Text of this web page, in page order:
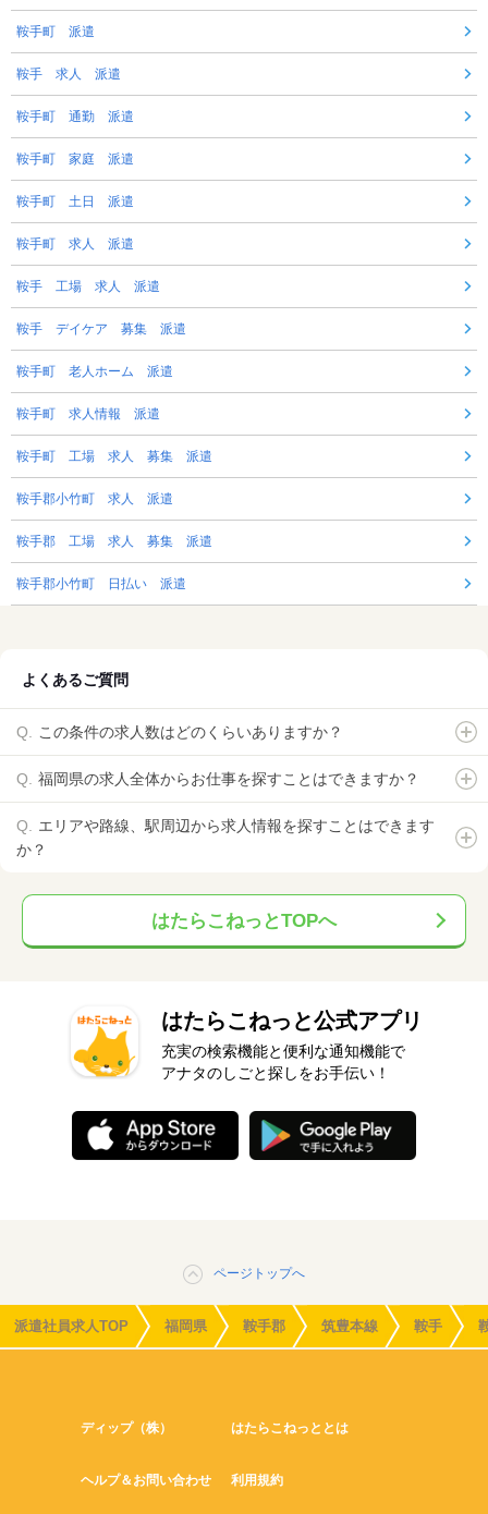
鞍手町 派遣
鞍手 求人 派遣
鞍手町 通勤 派遣
鞍手町 家庭 派遣
鞍手町 土日 派遣
鞍手町 求人 派遣
鞍手 工場 求人 派遣
鞍手 デイケア 募集 派遣
鞍手町 老人ホーム 派遣
鞍手町 求人情報 派遣
鞍手町 工場 求人 募集 派遣
鞍手郡小竹町 求人 派遣
鞍手郡 工場 求人 募集 派遣
鞍手郡小竹町 日払い 派遣
よくあるご質問
この条件の求人数はどのくらいありますか？
福岡県の求人全体からお仕事を探すことはできますか？
エリアや路線、駅周辺から求人情報を探すことはできます
か？
はたらこねっとTOPへ
はたらこねっと公式アプリ
充実の検索機能と便利な通知機能で
アナタのしごと探しをお手伝い！
ページトップへ
派遣社員求人TOP 福岡県 鞍手郡 筑豊本線 鞍手
ディップ（株） はたらこねっととは
ヘルプ＆お問い合わせ 利用規約